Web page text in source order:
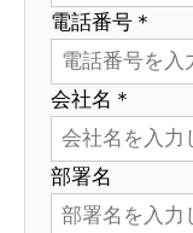
電話番号＊
会社名＊
部署名